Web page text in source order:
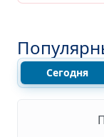
Сегодня